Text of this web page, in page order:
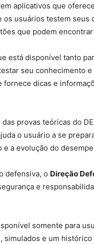
aplicativos que
os usuários testem
que podem
está disponível tanto
seu conhecimento
fornece dicas e
provas teóricas do
o usuário a se
a evolução do
defensiva, o Direção
e
somente para
simulados e um